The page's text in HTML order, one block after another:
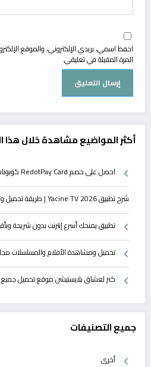
احفظ اسمي، بريدي الإلكتروني، والموقع
المرة المقبلة في تعليقي.
أكثر المواضيع مشاهدة خلال هذا
احصل على خصم RedotPay Card كوبونات حصرية
شرح تطبيق Yacine TV 2026 | طريقة تحميل وتثبيت واستخدام التطبيق خطوة بخطوة
تطبيق يمنحك أسرع إنترنت بدون شريحة
تحميل ومشاهدة الأفلام والمسلسلات مجانًا |
كنز لعشاق بلايستيشن موقع تحميل جميع
جميع التصنيفات
أخرى